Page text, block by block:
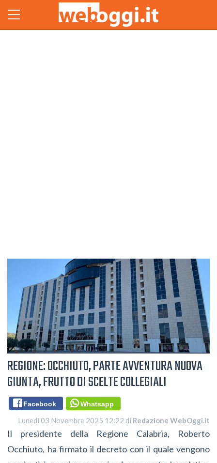
REGIONE: OCCHIUTO, PARTE AVVENTURA NUOVA
GIUNTA, FRUTTO DI SCELTE COLLEGIALI
Facebook Whatsapp
Lunedì 03 Novembre 2025 12:22 di Redazione WebOggi.it
Il presidente della Regione Calabria, Roberto
Occhiuto, ha firmato il decreto con il quale vengono